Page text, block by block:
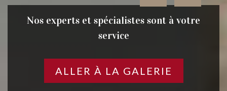
Nos experts et spécialistes sont à votre
service
ALLER À LA GALERIE